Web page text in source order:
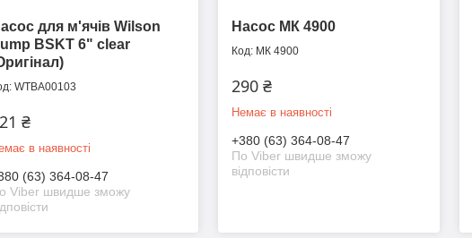
для м'ячів Wilson
BSKT 6" clear
WTBA00103
₴
в наявності
(63) 364-08-47
Viber швидше зможу
Насос МК 4900
МК 4900
290 ₴
Немає в наявності
+380 (63) 364-08-47
По Viber швидше зможу
відповісти